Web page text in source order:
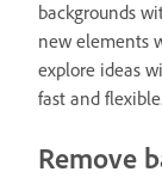
backgrounds
new elements
explore ideas
fast and flexible.
Remove